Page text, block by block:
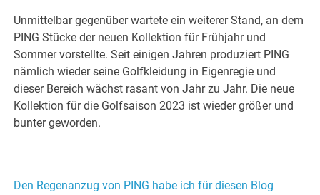
Unmittelbar gegenüber wartete ein weiterer Stand, an dem
PING Stücke der neuen Kollektion für Frühjahr und
Sommer vorstellte. Seit einigen Jahren produziert PING
nämlich wieder seine Golfkleidung in Eigenregie und
dieser Bereich wächst rasant von Jahr zu Jahr. Die neue
Kollektion für die Golfsaison 2023 ist wieder größer und
bunter geworden.
Den Regenanzug von PING habe ich für diesen Blog